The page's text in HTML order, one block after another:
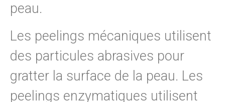
peau.
Les peelings mécaniques utilisent
des particules abrasives pour
gratter la surface de la peau. Les
peelings enzymatiques utilisent